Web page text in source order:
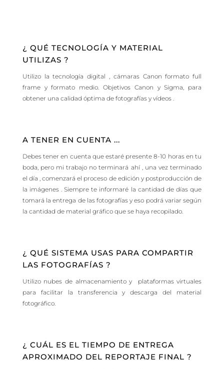
¿ QUÉ TECNOLOGÍA Y MATERIAL
UTILIZAS ?
Utilizo la tecnología digital , cámaras Canon formato full
frame y formato medio. Objetivos Canon y Sigma, para
obtener una calidad óptima de fotografías y vídeos .
A TENER EN CUENTA ...
Debes tener en cuenta que estaré presente 8-10 horas en tu
boda, pero mi trabajo no terminará ahí , una vez terminado
el día , comenzará el proceso de edición y postproducción de
la imágenes . Siempre te informaré la cantidad de días que
tomará la entrega de las fotografías y eso podrá variar según
la cantidad de material gráfico que se haya recopilado.
¿ QUÉ SISTEMA USAS PARA COMPARTIR
LAS FOTOGRAFÍAS ?
Utilizo nubes de almacenamiento y plataformas virtuales
para facilitar la transferencia y descarga del material
fotográfico.
¿ CUÁL ES EL TIEMPO DE ENTREGA
APROXIMADO DEL REPORTAJE FINAL ?